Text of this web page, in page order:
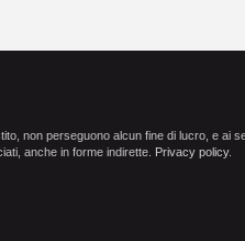
non perseguono alcun fine di lucro, e ai
anche in forme indirette. Privacy policy.